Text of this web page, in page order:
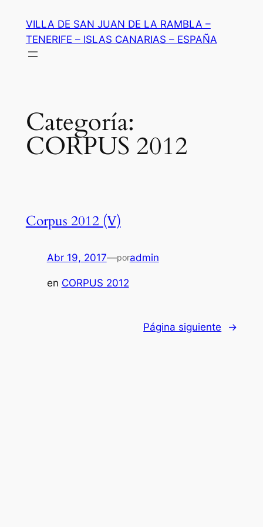
contenido
VILLA DE SAN JUAN DE LA RAMBLA –
TENERIFE – ISLAS CANARIAS – ESPAÑA
Categoría:
CORPUS 2012
Corpus 2012 (V)
Abr 19, 2017—poradmin
en CORPUS 2012
Página siguiente →